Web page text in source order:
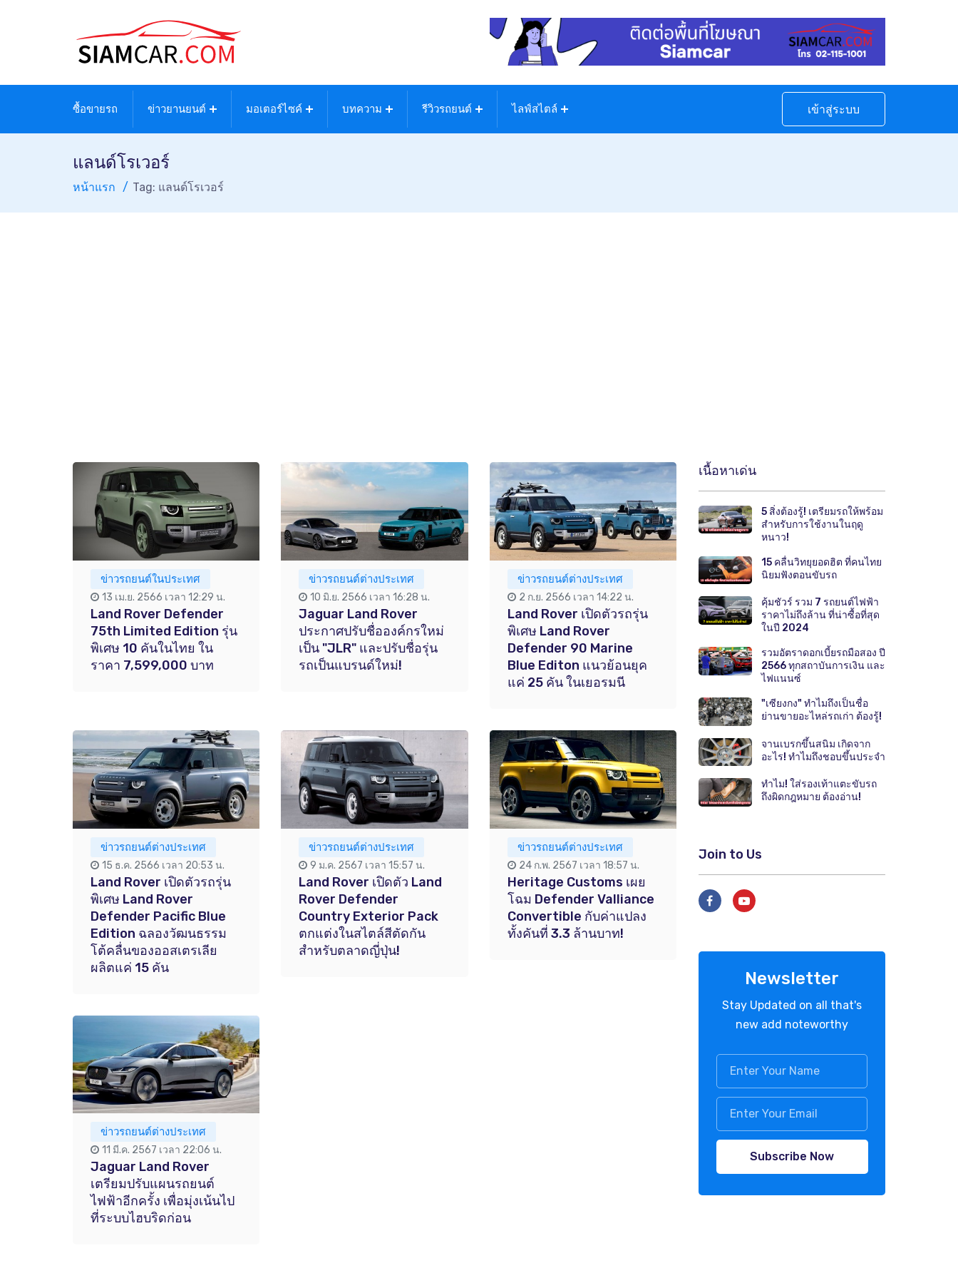
ซื้อขายรถ ข่าวยานยนต์ มอเตอร์ไซค์ บทความ รีวิวรถยนต์ ไลฟ์สไตล์ เข้าสู่ระบบ
แลนด์โรเวอร์
หน้าแรก Tag: แลนด์โรเวอร์
ข่าวรถยนต์ในประเทศ
13 เม.ย. 2566 เวลา 12:29 น.
Land Rover Defender
75th Limited Edition รุ่น
พิเศษ 10 คันในไทย ใน
ราคา 7,599,000 บาท
ข่าวรถยนต์ต่างประเทศ
10 มิ.ย. 2566 เวลา 16:28 น.
Jaguar Land Rover
ประกาศปรับชื่อองค์กรใหม่
เป็น "JLR" และปรับชื่อรุ่น
รถเป็นแบรนด์ใหม่!
ข่าวรถยนต์ต่างประเทศ
2 ก.ย. 2566 เวลา 14:22 น.
Land Rover เปิดตัวรถรุ่น
พิเศษ Land Rover
Defender 90 Marine
Blue Editon แนวย้อนยุค
แค่ 25 คัน ในเยอรมนี
ข่าวรถยนต์ต่างประเทศ
15 ธ.ค. 2566 เวลา 20:53 น.
Land Rover เปิดตัวรถรุ่น
พิเศษ Land Rover
Defender Pacific Blue
Edition ฉลองวัฒนธรรม
โต้คลื่นของออสเตรเลีย
ผลิตแค่ 15 คัน
ข่าวรถยนต์ต่างประเทศ
9 ม.ค. 2567 เวลา 15:57 น.
Land Rover เปิดตัว Land
Rover Defender
Country Exterior Pack
ตกแต่งในสไตล์สีตัดกัน
สำหรับตลาดญี่ปุ่น!
ข่าวรถยนต์ต่างประเทศ
24 ก.พ. 2567 เวลา 18:57 น.
Heritage Customs เผย
โฉม Defender Valliance
Convertible กับค่าแปลง
ทั้งคันที่ 3.3 ล้านบาท!
ข่าวรถยนต์ต่างประเทศ
11 มี.ค. 2567 เวลา 22:06 น.
Jaguar Land Rover
เตรียมปรับแผนรถยนต์
ไฟฟ้าอีกครั้ง เพื่อมุ่งเน้นไป
ที่ระบบไฮบริดก่อน
เนื้อหาเด่น
5 สิ่งต้องรู้! เตรียมรถให้พร้อม
สำหรับการใช้งานในฤดู
หนาว!
15 คลื่นวิทยุยอดฮิต ที่คนไทย
นิยมฟังตอนขับรถ
คุ้มชัวร์ รวม 7 รถยนต์ไฟฟ้า
ราคาไม่ถึงล้าน ที่น่าซื้อที่สุด
ในปี 2024
รวมอัตราดอกเบี้ยรถมือสอง ปี
2566 ทุกสถาบันการเงิน และ
ไฟแนนซ์
"เซียงกง" ทำไมถึงเป็นชื่อ
ย่านขายอะไหล่รถเก่า ต้องรู้!
จานเบรกขึ้นสนิม เกิดจาก
อะไร! ทำไมถึงชอบขึ้นประจำ
ทำไม! ใส่รองเท้าแตะขับรถ
ถึงผิดกฎหมาย ต้องอ่าน!
Join to Us
Newsletter
Stay Updated on all that's
new add noteworthy
Subscribe Now